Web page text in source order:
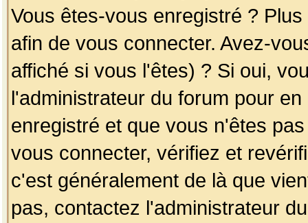
Vous êtes-vous enregistré ?
afin de vous connecter. Avez-
affiché si vous l'êtes) ? Si oui,
l'administrateur du forum pour
enregistré et que vous n'êtes
vous connecter, vérifiez et
c'est généralement de là que
pas, contactez l'administrateur